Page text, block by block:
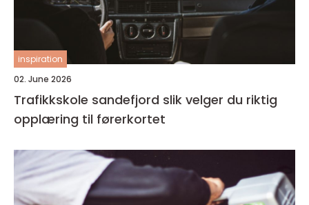
inspiration
02. June 2026
Trafikkskole sandefjord slik velger du riktig
opplæring til førerkortet